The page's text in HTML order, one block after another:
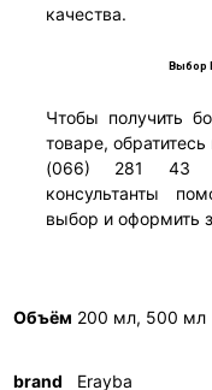
качества.
Выбор
Чтобы получить
товаре,
(066) 281 43
консультанты
выбор и оформить
Объём 200 мл, 500 мл
brand Erayba